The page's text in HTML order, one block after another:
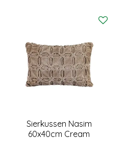
Sierkussen Nasim
60x40cm Cream